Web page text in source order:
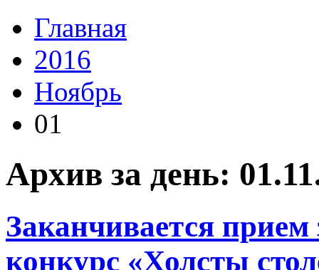
Главная
2016
Ноябрь
01
Архив за день:
Заканчивается
конкурс «Холсты